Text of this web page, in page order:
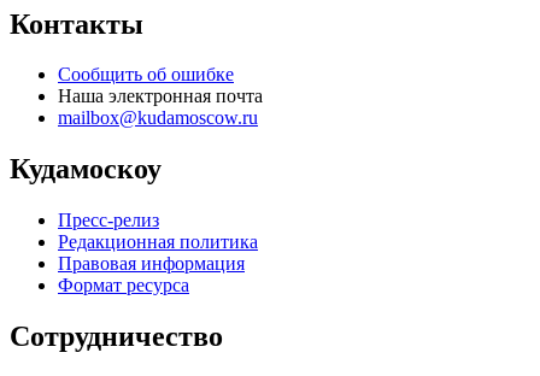
Контакты
Сообщить об ошибке
Наша электронная почта
mailbox@kudamoscow.ru
Кудамоскоу
Пресс-релиз
Редакционная политика
Правовая информация
Формат ресурса
Сотрудничество